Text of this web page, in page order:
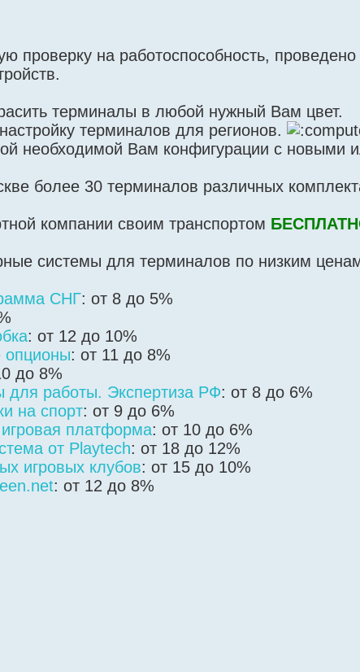
проверку на работоспособность, проведено
терминалы в любой нужный Вам цвет.
терминалов для регионов.
необходимой Вам конфигурации с новыми
более 30 терминалов различных
компании своим транспортом
системы для терминалов по низким
СНГ: от 8 до 5%
: от 12 до 10%
опционы: от 11 до 8%
до 8%
работы. Экспертиза РФ: от 8 до 6%
на спорт: от 9 до 6%
платформа: от 10 до 6%
от Playtech: от 18 до 12%
игровых клубов: от 15 до 10%
: от 12 до 8%